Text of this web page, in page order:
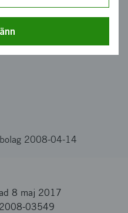
2008-04-14
8 maj 2017
03549